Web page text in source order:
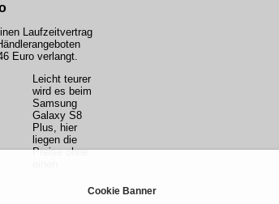
Laufzeitvertrag
Euro verlangt.
Leicht teurer
wird es beim
Samsung
Galaxy S8
Plus, hier
liegen die
Preise ohne
Cookie Banner